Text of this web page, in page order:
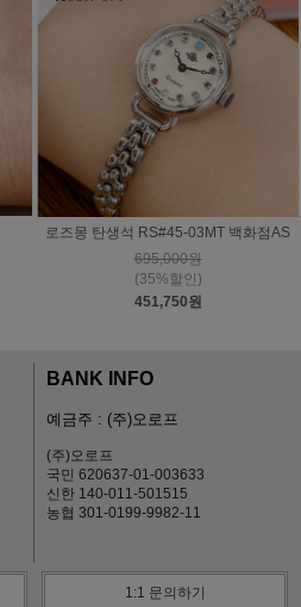
로즈몽 탄생석 RS#45-03MT 백화점AS
695,000원
(35%할인)
451,750원
BANK INFO
예금주 : (주)오로프
(주)오로프
국민 620637-01-003633
신한 140-011-501515
농협 301-0199-9982-11
1:1 문의하기